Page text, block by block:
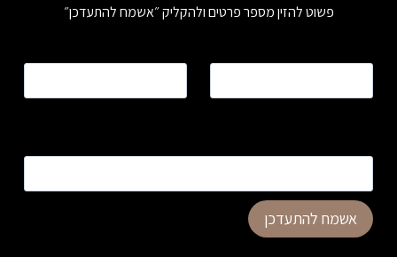
פשוט להזין מספר פרטים ולהקליק ״אשמח להתעדכן״
אשמח להתעדכן